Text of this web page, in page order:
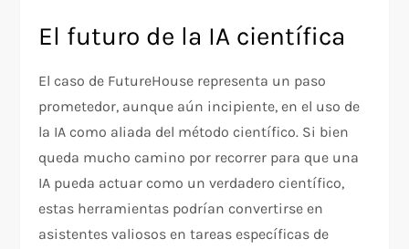
El futuro de la IA científica
El caso de FutureHouse representa un paso
prometedor, aunque aún incipiente, en el uso de
la IA como aliada del método científico. Si bien
queda mucho camino por recorrer para que una
IA pueda actuar como un verdadero científico,
estas herramientas podrían convertirse en
asistentes valiosos en tareas específicas de